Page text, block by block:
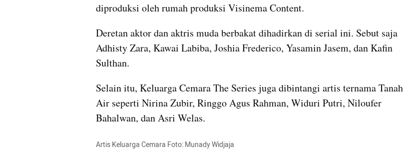
diproduksi oleh rumah produksi Visinema Content.
Deretan aktor dan aktris muda berbakat dihadirkan di serial ini. Sebut saja
Adhisty Zara, Kawai Labiba, Joshia Frederico, Yasamin Jasem, dan Kafin
Sulthan.
Selain itu, Keluarga Cemara The Series juga dibintangi artis ternama Tanah
Air seperti Nirina Zubir, Ringgo Agus Rahman, Widuri Putri, Niloufer
Bahalwan, dan Asri Welas.
Artis Keluarga Cemara Foto: Munady Widjaja